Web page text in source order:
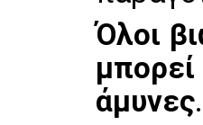
Όλοι
άμυνες.